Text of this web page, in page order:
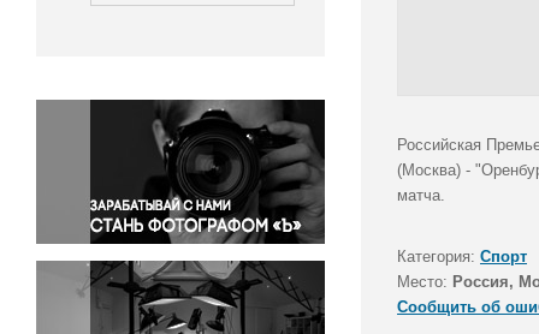
Окружающая среда
Политика
Правосудие
Происшествия и конфликты
Религия
Светская жизнь
Спорт
Экология
Российская
(Москва) -
матча.
Категория: Спорт
Место: Россия,
Сообщить об